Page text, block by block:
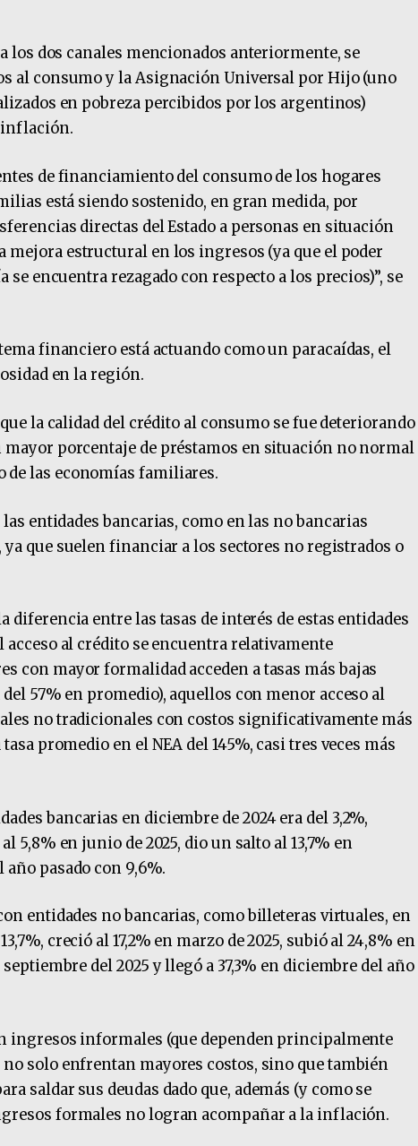
los dos canales mencionados anteriormente, se
al consumo y la Asignación Universal por Hijo (uno
en pobreza percibidos por los argentinos)
inflación.
de financiamiento del consumo de los hogares
está siendo sostenido, en gran medida, por
directas del Estado a personas en situación
mejora estructural en los ingresos (ya que el poder
encuentra rezagado con respecto a los precios)”, se
financiero está actuando como un paracaídas, el
en la región.
que la calidad del crédito al consumo se fue deteriorando
mayor porcentaje de préstamos en situación no normal
de las economías familiares.
entidades bancarias, como en las no bancarias
que suelen financiar a los sectores no registrados o
diferencia entre las tasas de interés de estas entidades
acceso al crédito se encuentra relativamente
con mayor formalidad acceden a tasas más bajas
57% en promedio), aquellos con menor acceso al
no tradicionales con costos significativamente más
promedio en el NEA del 145%, casi tres veces más
bancarias en diciembre de 2024 era del 3,2%,
5,8% en junio de 2025, dio un salto al 13,7% en
pasado con 9,6%.
entidades no bancarias, como billeteras virtuales, en
creció al 17,2% en marzo de 2025, subió al 24,8% en
del 2025 y llegó a 37,3% en diciembre del año
ingresos informales (que dependen principalmente
solo enfrentan mayores costos, sino que también
saldar sus deudas dado que, además (y como se
formales no logran acompañar a la inflación.